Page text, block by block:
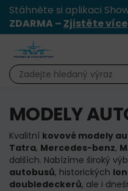
Stáhněte si aplikaci
ZDARMA – Zjistěte více
MODELY
Kvalitní kovové modely
Tatra, Mercedes-benz,
dalších. Nabízíme široký
autobusů, historických
doubledeckerů, ale i